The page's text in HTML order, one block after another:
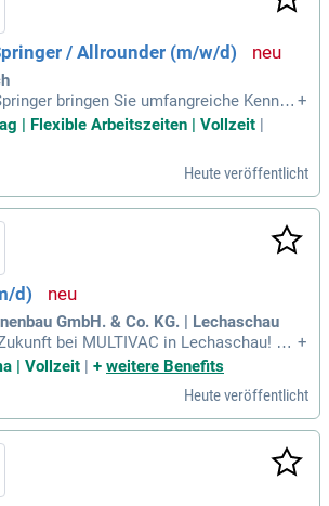
/ Allrounder (m/w/d)
bringen Sie umfangreiche Kenntni
Technik mit. Sie sind versiert im se
und Programmieren mit Heidenhai
zu wechseln, unterstützt die effiz
und Kleinserien. Zudem überwache
Qualität und Masshaltigkeit an den F
Ihre Berufsausbildung als Polymechanik
sowie Ihre Schichtbereitschaft
mehrjähriger Erfahrung in der CNC-Zer
Sie souverän in einem dynamisch
+
| Flexible Arbeitszeiten | Vollzeit |
Heute veröffentlicht
d)
GmbH. & Co. KG. | Lechaschau
bei MULTIVAC in Lechaschau! Wi
Fräser (w/m/d), der modernste Hochlei
unseres innovativen Teams!
+
| Vollzeit
+ weitere Benefits
Heute veröffentlicht